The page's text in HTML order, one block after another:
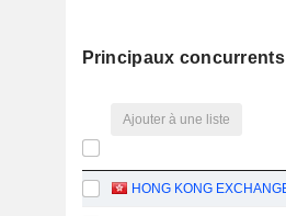
Principaux concurrents
Ajouter à une liste